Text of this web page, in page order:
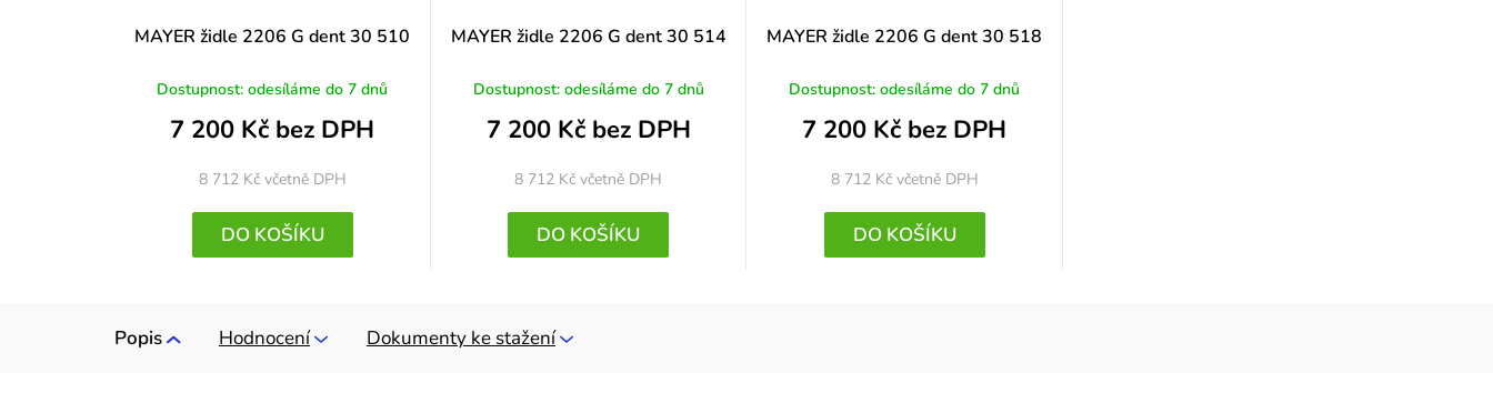
MAYER židle 2206 G dent 30 510
Dostupnost: odesíláme do 7 dnů
7 200 Kč bez DPH
8 712 Kč včetně DPH
DO KOŠÍKU
MAYER židle 2206 G dent 30 514
Dostupnost: odesíláme do 7 dnů
7 200 Kč bez DPH
8 712 Kčvčetně DPH
DO KOŠÍKU
MAYER židle 2206 G dent 30 518
Dostupnost: odesíláme do 7 dnů
7 200 Kč bez DPH
8 712 Kč včetně DPH
DO KOŠÍKU
Popis Dokumenty ke stažení
Hodnocení